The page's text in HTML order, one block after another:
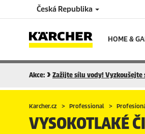
Česká Republika
HOME &
Akce: Zažijte sílu vody! Vyzkoušejte
Karcher.cz Professional
VYSOKOTLAKÉ